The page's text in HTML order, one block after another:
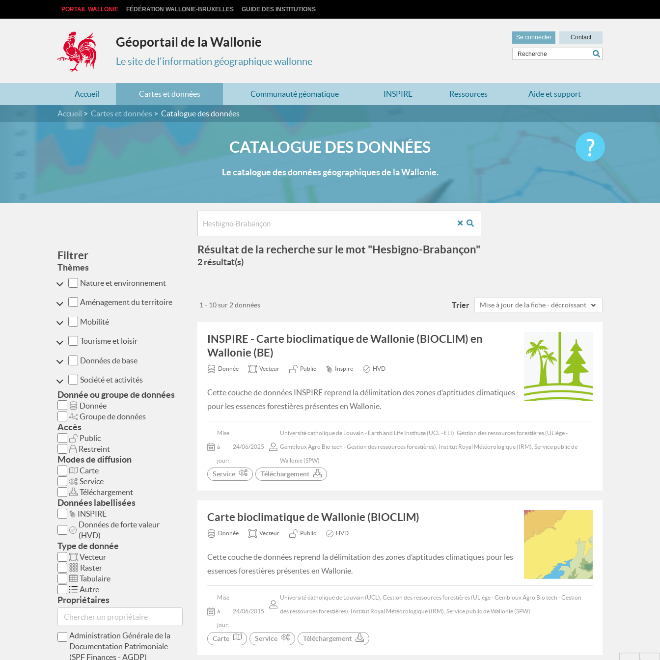
PORTAIL WALLONIE FÉDÉRATION WALLONIE-BRUXELLES GUIDE DES INSTITUTIONS
Géoportail de la Wallonie
Le site de l'information géographique wallonne
Se connecter Contact
Accueil Cartes et données Communauté géomatique INSPIRE Ressources Aide et support
Accueil Cartes et données Catalogue des données
CATALOGUE DES DONNÉES
Le catalogue des données géographiques de la Wallonie.
Filtrer
Thèmes
Nature et environnement
Aménagement du territoire
Mobilité
Tourisme et loisir
Données de base
Société et activités
Donnée ou groupe de données
Donnée
Groupe de données
Accès
Public
Restreint
Modes de diffusion
Carte
Service
Téléchargement
Données labellisées
INSPIRE
Données de forte valeur
(HVD)
Type de donnée
Vecteur
Raster
Tabulaire
Autre
Propriétaires
Administration Générale de la
Documentation Patrimoniale
(SPF Finances - AGDP)
Résultat de la recherche sur le mot "Hesbigno-Brabançon"
2 résultat(s)
Trier Mise à jour de la fiche - décroissant
1 - 10 sur 2 données
INSPIRE - Carte bioclimatique de Wallonie (BIOCLIM) en
Wallonie (BE)
Donnée Vecteur Public Inspire HVD
Cette couche de données INSPIRE reprend la délimitation des zones d’aptitudes climatiques
pour les essences forestières présentes en Wallonie.
Mise
à
jour:
24/06/2025
Université catholique de Louvain - Earth and Life Institute (UCL - ELI), Gestion des ressources forestières (ULiège -
Gembloux Agro Bio tech - Gestion des ressources forestières), Institut Royal Météorologique (IRM), Service public de
Wallonie (SPW)
Service Téléchargement
Carte bioclimatique de Wallonie (BIOCLIM)
Donnée Vecteur Public HVD
Cette couche de données reprend la délimitation des zones d’aptitudes climatiques pour les
essences forestières présentes en Wallonie.
Mise
à
jour:
24/06/2015
Université catholique de Louvain (UCL), Gestion des ressources forestières (ULiège - Gembloux Agro Bio tech - Gestion
des ressources forestières), Institut Royal Météorologique (IRM), Service public de Wallonie (SPW)
Carte Service Téléchargement